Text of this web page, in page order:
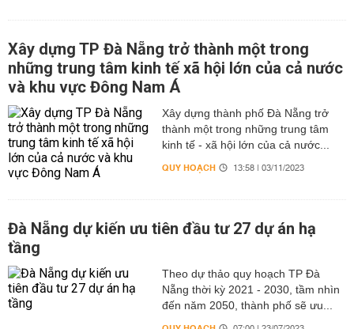
Xây dựng TP Đà Nẵng trở thành một trong
những trung tâm kinh tế xã hội lớn của cả nước
và khu vực Đông Nam Á
Xây dựng thành phố Đà Nẵng trở
thành một trong những trung tâm
kinh tế - xã hội lớn của cả nước...
QUY HOẠCH 13:58 | 03/11/2023
Đà Nẵng dự kiến ưu tiên đầu tư 27 dự án hạ
tầng
Theo dự thảo quy hoạch TP Đà
Nẵng thời kỳ 2021 - 2030, tầm nhìn
đến năm 2050, thành phố sẽ ưu...